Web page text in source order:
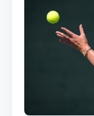
КОРТЫ